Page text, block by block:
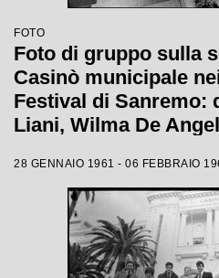
FOTO
Foto di gruppo sulla
Casinò municipale
Festival di Sanremo:
Liani, Wilma De
Mazzetti
28 GENNAIO 1961 - 06 FEBBRAIO